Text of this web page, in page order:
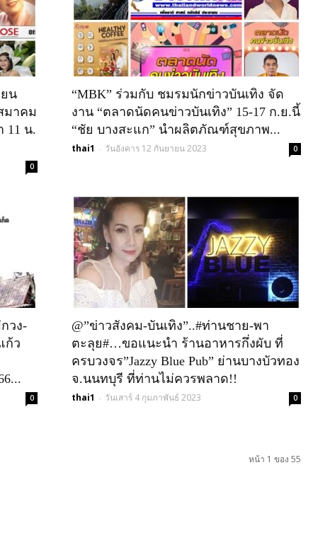
น
มาคม
11 น.
0
“MBK” ร่วมกับ ชมรมนักข่าวบันเทิง จัด
งาน “ตลาดนัดคนข่าวบันเทิง” 15-17 ก.ย.นี้
“ชัย บางสะแก” นำผลิตภัณฑ์สุขภาพ...
thai1 - วันอังคาร 12 กันยายน 2023 0
วง-
ก้ว
0
@”ข่าวสังคม-บันเทิง”..#ท่านชาย-พา
ตะลุย#…ขอแนะนำ ร้านอาหารกึ่งผับ ที่
ครบวงจร”Jazzy Blue Pub” ย่านบางบัวทอง
จ.นนทบุรี ที่ท่านไม่ควรพลาด!!
thai1 - วันเสาร์ 4 กุมภาพันธ์ 2023 0
หน้า 1 ของ 55